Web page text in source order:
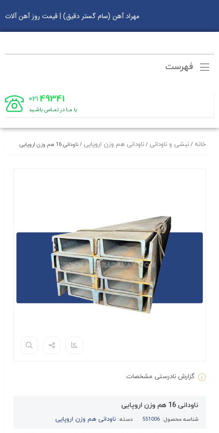
مهراد آهن (سام گستر دقیق) | قیمت روز آهن آلات
فهرست
49341
021
با مـا در تمـاس باشـید
خانه /نبشی و ناودانی /ناودانی هم وزن اروپایی / ناودانی 16 هم وزن اروپایی
گزارش نادرستی مشخصات
ناودانی 16 هم وزن اروپایی
شناسه محصول: 551006 دسته: ناودانی هم وزن اروپایی